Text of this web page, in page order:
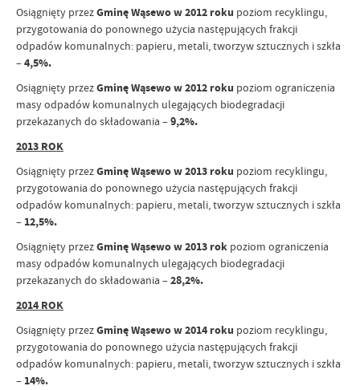
Osiągnięty przezGminę Wąsewo w 2012 roku poziom recyklingu,
przygotowania do ponownego użycia następujących frakcji
odpadów komunalnych: papieru, metali, tworzyw sztucznych i szkła
–4,5%.
Osiągnięty przezGminę Wąsewo w 2012 roku poziom ograniczenia
masy odpadów komunalnych ulegających biodegradacji
przekazanych do składowania –9,2%.
2013 ROK
Osiągnięty przezGminę Wąsewo w 2013 roku poziom recyklingu,
przygotowania do ponownego użycia następujących frakcji
odpadów komunalnych: papieru, metali, tworzyw sztucznych i szkła
– 12,5%.
Osiągnięty przezGminę Wąsewo w 2013 rok poziom ograniczenia
masy odpadów komunalnych ulegających biodegradacji
przekazanych do składowania –28,2%.
2014 ROK
Osiągnięty przezGminę Wąsewo w 2014 roku poziom recyklingu,
przygotowania do ponownego użycia następujących frakcji
odpadów komunalnych: papieru, metali, tworzyw sztucznych i szkła
– 14%.